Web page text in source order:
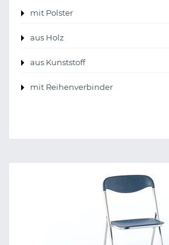
mit Polster
aus Holz
aus Kunststoff
mit Reihenverbinder